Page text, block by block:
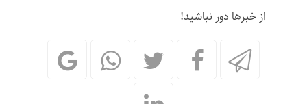
از خبرها دور نباشید!